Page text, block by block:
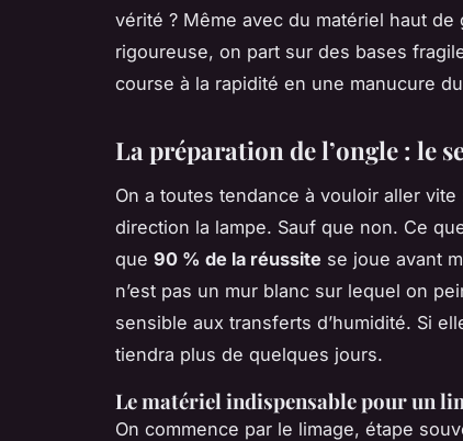
vérité ? Même avec du matériel haut
rigoureuse, on part sur des bases
course à la rapidité en une manucure
La préparation de l’ongle : le
On a toutes tendance à vouloir aller
direction la lampe. Sauf que non. Ce
que 90 % de la réussite se joue avant
n’est pas un mur blanc sur lequel on
sensible aux transferts d’humidité. Si
tiendra plus de quelques jours.
Le matériel indispensable pour un
On commence par le limage, étape